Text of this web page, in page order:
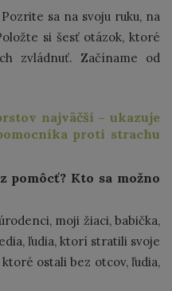
sa na svoju ruku, na
si šesť otázok, ktoré
zvládnuť. Začíname od
najväčší – ukazuje
proti strachu
pomôcť? Kto sa možno
moji žiaci, babička,
ľudia, ktorí stratili svoje
ostali bez otcov, ľudia,